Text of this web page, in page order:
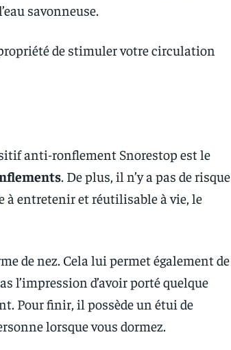
savonneuse.
de stimuler votre circulation
anti-ronflement Snorestop est le
. De plus, il n’y a pas de risque
à entretenir et réutilisable à vie, le
de nez. Cela lui permet également de
l’impression d’avoir porté quelque
Pour finir, il possède un étui de
lorsque vous dormez.